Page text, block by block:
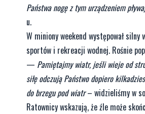
Państwa nogę z tym urządzeniem
u.
W miniony weekend występował
sportów i rekreacji wodnej. Rośnie
— Pamiętajmy wiatr, jeśli wieje od
siłę odczują Państwo dopiero
do brzegu pod wiatr– widzieliśmy w
Ratownicy wskazują, że źle może